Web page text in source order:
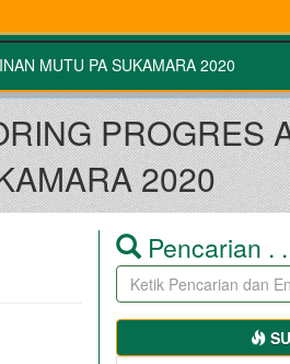
MUTU PA SUKAMARA 2020
PROGRES
2020
Pencarian .